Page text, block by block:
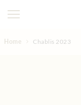
Home Chablis 2023